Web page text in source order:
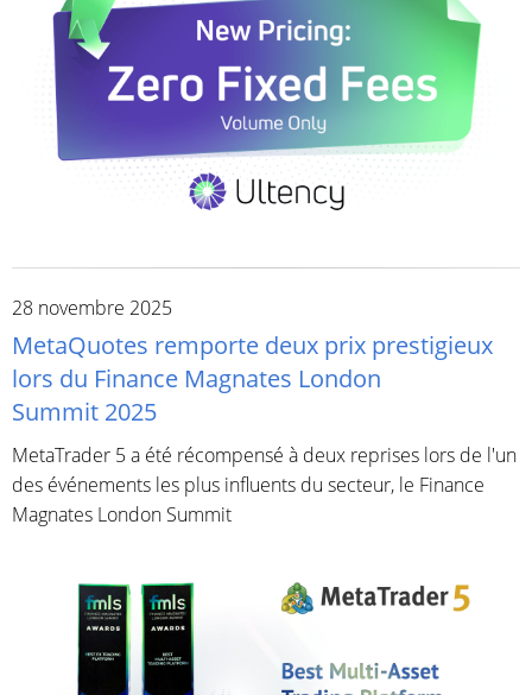
28 novembre 2025
MetaQuotes remporte deux prix prestigieux
lors du Finance Magnates London
Summit 2025
MetaTrader 5 a été récompensé à deux reprises lors de l'un
des événements les plus influents du secteur, le Finance
Magnates London Summit